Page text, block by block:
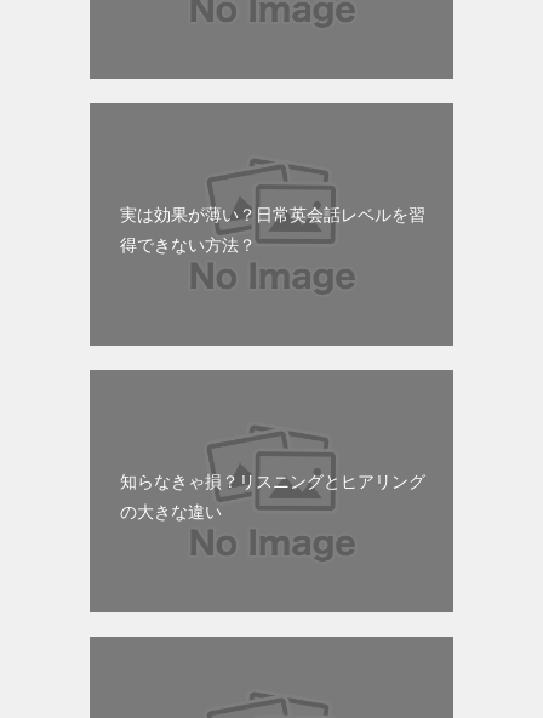
実は効果が薄い？日常英会話レベルを習
得できない方法？
知らなきゃ損？リスニングとヒアリング
の大きな違い